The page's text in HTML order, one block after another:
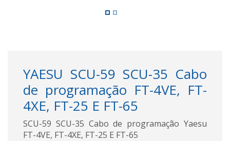
YAESU SCU-59 SCU-35 Cabo
de programação FT-4VE, FT-
4XE, FT-25 E FT-65
SCU-59 SCU-35 Cabo de programação Yaesu
FT-4VE, FT-4XE, FT-25 E FT-65